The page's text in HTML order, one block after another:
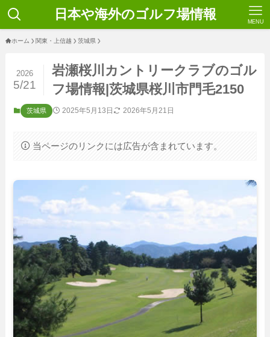
日本や海外のゴルフ場情報 MENU
ホーム 関東・上信越 茨城県
岩瀬桜川カントリークラブのゴル
フ場情報|茨城県桜川市門毛2150
2026
5/21
茨城県 2025年5月13日 2026年5月21日
当ページのリンクには広告が含まれています。